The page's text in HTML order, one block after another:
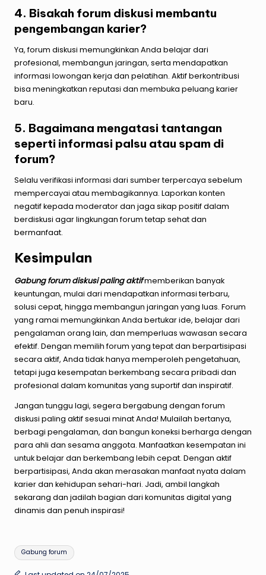
4. Bisakah forum diskusi membantu
pengembangan karier?
Ya, forum diskusi memungkinkan Anda belajar dari
profesional, membangun jaringan, serta mendapatkan
informasi lowongan kerja dan pelatihan. Aktif berkontribusi
bisa meningkatkan reputasi dan membuka peluang karier
baru.
5. Bagaimana mengatasi tantangan
seperti informasi palsu atau spam di
forum?
Selalu verifikasi informasi dari sumber terpercaya sebelum
mempercayai atau membagikannya. Laporkan konten
negatif kepada moderator dan jaga sikap positif dalam
berdiskusi agar lingkungan forum tetap sehat dan
bermanfaat.
Kesimpulan
Gabungforumdiskusipalingaktifmemberikan banyak
keuntungan, mulai dari mendapatkan informasi terbaru,
solusi cepat, hingga membangun jaringan yang luas. Forum
yang ramai memungkinkan Anda bertukar ide, belajar dari
pengalaman orang lain, dan memperluas wawasan secara
efektif. Dengan memilih forum yang tepat dan berpartisipasi
secara aktif, Anda tidak hanya memperoleh pengetahuan,
tetapi juga kesempatan berkembang secara pribadi dan
profesional dalam komunitas yang suportif dan inspiratif.
Jangan tunggu lagi, segera bergabung dengan forum
diskusi paling aktif sesuai minat Anda! Mulailah bertanya,
berbagi pengalaman, dan bangun koneksi berharga dengan
para ahli dan sesama anggota. Manfaatkan kesempatan ini
untuk belajar dan berkembang lebih cepat. Dengan aktif
berpartisipasi, Anda akan merasakan manfaat nyata dalam
karier dan kehidupan sehari-hari. Jadi, ambil langkah
sekarang dan jadilah bagian dari komunitas digital yang
dinamis dan penuh inspirasi!
Tags:
Gabung forum